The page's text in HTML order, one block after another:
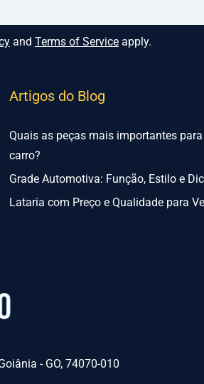
and Terms of Service apply.
Artigos do Blog
Quais as peças mais importantes
carro?
Grade Automotiva: Função, Estilo e
Lataria com Preço e Qualidade para
- GO, 74070-010